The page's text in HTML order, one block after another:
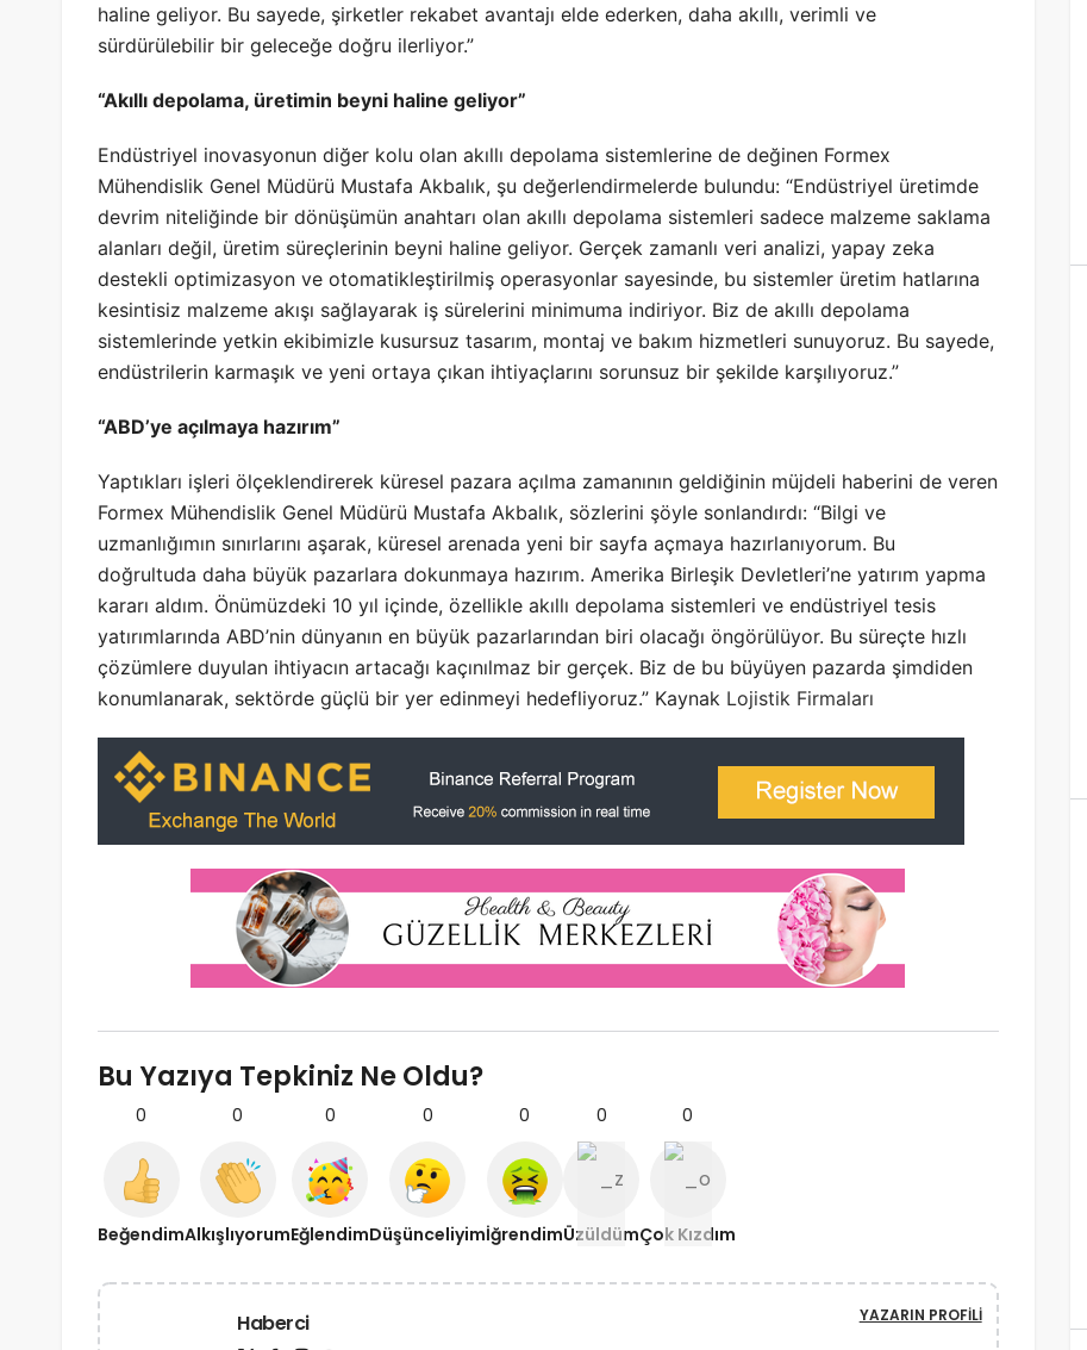
haline geliyor. Bu sayede, şirketler rekabet avantajı elde ederken, daha akıllı, verimli ve
sürdürülebilir bir geleceğe doğru ilerliyor.”
“Akıllı depolama, üretimin beyni haline geliyor”
Endüstriyel inovasyonun diğer kolu olan akıllı depolama sistemlerine de değinen Formex
Mühendislik Genel Müdürü Mustafa Akbalık, şu değerlendirmelerde bulundu: “Endüstriyel üretimde
devrim niteliğinde bir dönüşümün anahtarı olan akıllı depolama sistemleri sadece malzeme saklama
alanları değil, üretim süreçlerinin beyni haline geliyor. Gerçek zamanlı veri analizi, yapay zeka
destekli optimizasyon ve otomatikleştirilmiş operasyonlar sayesinde, bu sistemler üretim hatlarına
kesintisiz malzeme akışı sağlayarak iş sürelerini minimuma indiriyor. Biz de akıllı depolama
sistemlerinde yetkin ekibimizle kusursuz tasarım, montaj ve bakım hizmetleri sunuyoruz. Bu sayede,
endüstrilerin karmaşık ve yeni ortaya çıkan ihtiyaçlarını sorunsuz bir şekilde karşılıyoruz.”
“ABD’ye açılmaya hazırım”
Yaptıkları işleri ölçeklendirerek küresel pazara açılma zamanının geldiğinin müjdeli haberini de veren
Formex Mühendislik Genel Müdürü Mustafa Akbalık, sözlerini şöyle sonlandırdı: “Bilgi ve
uzmanlığımın sınırlarını aşarak, küresel arenada yeni bir sayfa açmaya hazırlanıyorum. Bu
doğrultuda daha büyük pazarlara dokunmaya hazırım. Amerika Birleşik Devletleri’ne yatırım yapma
kararı aldım. Önümüzdeki 10 yıl içinde, özellikle akıllı depolama sistemleri ve endüstriyel tesis
yatırımlarında ABD’nin dünyanın en büyük pazarlarından biri olacağı öngörülüyor. Bu süreçte hızlı
çözümlere duyulan ihtiyacın artacağı kaçınılmaz bir gerçek. Biz de bu büyüyen pazarda şimdiden
konumlanarak, sektörde güçlü bir yer edinmeyi hedefliyoruz.” Kaynak Lojistik Firmaları
Bu Yazıya Tepkiniz Ne Oldu?
0
Beğendim
0
Alkışlıyorum
0
Eğlendim
0
Düşünceliyim
0
İğrendim
0
Üzüldüm
0
Çok Kızdım
Haberci YAZARIN PROFILI